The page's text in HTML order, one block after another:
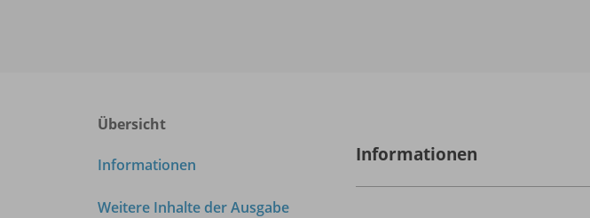
Übersicht
Informationen
Weitere Inhalte der Ausgabe
Informationen